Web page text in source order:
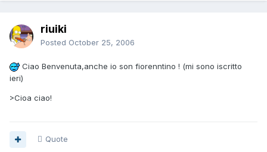
riuiki
Posted October 25, 2006
Ciao Benvenuta,anche io son fiorenntino ! (mi sono iscritto
ieri)
>Cioa ciao!
Quote